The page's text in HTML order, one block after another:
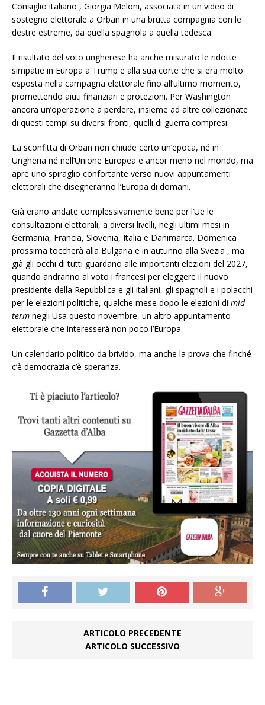
Consiglio italiano , Giorgia Meloni, associata in un video di
sostegno elettorale a Orban in una brutta compagnia con le
destre estreme, da quella spagnola a quella tedesca.
Il risultato del voto ungherese ha anche misurato le ridotte
simpatie in Europa a Trump e alla sua corte che si era molto
esposta nella campagna elettorale fino all’ultimo momento,
promettendo aiuti finanziari e protezioni. Per Washington
ancora un’operazione a perdere, insieme ad altre collezionate
di questi tempi su diversi fronti, quelli di guerra compresi.
La sconfitta di Orban non chiude certo un’epoca, né in
Ungheria né nell’Unione Europea e ancor meno nel mondo, ma
apre uno spiraglio confortante verso nuovi appuntamenti
elettorali che disegneranno l’Europa di domani.
Già erano andate complessivamente bene per l’Ue le
consultazioni elettorali, a diversi livelli, negli ultimi mesi in
Germania, Francia, Slovenia, Italia e Danimarca. Domenica
prossima toccherà alla Bulgaria e in autunno alla Svezia , ma
già gli occhi di tutti guardano alle importanti elezioni del 2027,
quando andranno al voto i francesi per eleggere il nuovo
presidente della Repubblica e gli italiani, gli spagnoli e i polacchi
per le elezioni politiche, qualche mese dopo le elezioni di mid-
term negli Usa questo novembre, un altro appuntamento
elettorale che interesserà non poco l’Europa.
Un calendario politico da brivido, ma anche la prova che finché
c’è democrazia c’è speranza.
ARTICOLO PRECEDENTE
ARTICOLO SUCCESSIVO